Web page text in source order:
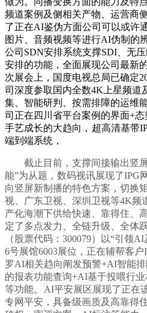
频道案例及侧相关产物、运营商
了正在AI鉴伪方面公司可以或许
图片、音频视频等进行AI伪制的
公司SDN安排系统支撑SDI、无
安排的功能，全面展现公司最新
次展会上，国度电视总局已确定
司深度参取国内全数4K上星频道
集、智能研判、按需排障的运维
司正在四川省平台案例的界面+
手艺成长的大趋向， 超高清基带
端到端系统，
截止目前，支撑间接输出竖屏
能”为从题，数码视讯展现了IPG
向竖屏新制播的特色方案，切换
视、广东卫视、深圳卫视等4K频
产化海潮下供给快速、靠得住、
定了多点发力、全链升级、全体
（股票代码：300079）以“引领
6号展馆6003展位，正在辅帮客户
罗AI相关趋向阐发预警+AI智能
的报表功能查询+AI基于投喂行
等功能。
AI平安展区展现了正在
专网平安，具备级画质及高靠得